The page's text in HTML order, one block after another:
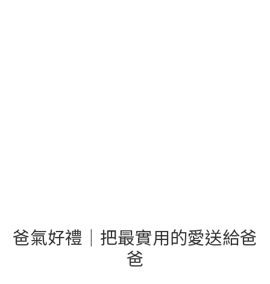
爸氣好禮｜把最實用的愛送給爸
爸